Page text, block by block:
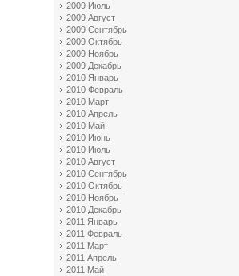
2009 Июль
2009 Август
2009 Сентябрь
2009 Октябрь
2009 Ноябрь
2009 Декабрь
2010 Январь
2010 Февраль
2010 Март
2010 Апрель
2010 Май
2010 Июнь
2010 Июль
2010 Август
2010 Сентябрь
2010 Октябрь
2010 Ноябрь
2010 Декабрь
2011 Январь
2011 Февраль
2011 Март
2011 Апрель
2011 Май